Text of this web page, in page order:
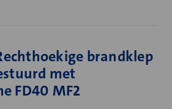
brandklep
met
FD40 MF2